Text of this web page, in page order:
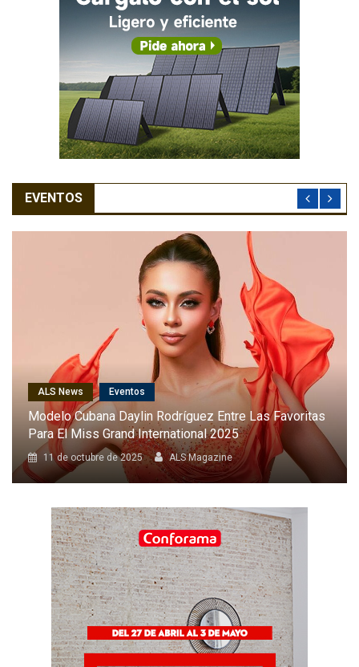
EVENTOS
ALS News Cantantes
Karol G Será La Primera Latina En Cantar En El Desfile
Anual De Victoria’s Secret
8 de octubre de 2025 ALS Magazine